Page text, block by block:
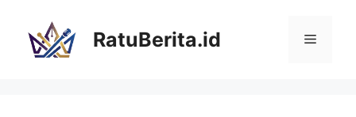
RatuBerita.id Menu